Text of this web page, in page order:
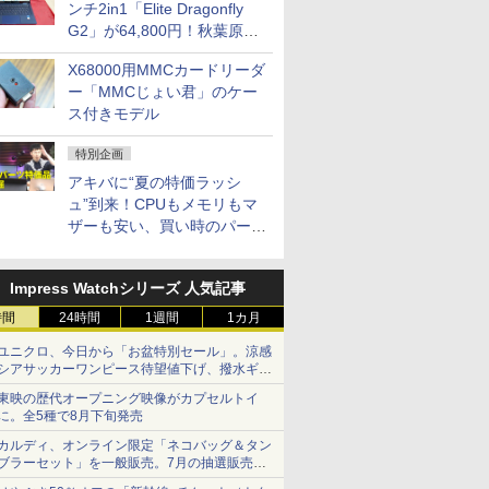
ンチ2in1「Elite Dragonfly
G2」が64,800円！秋葉原で
中古PCセール
X68000用MMCカードリーダ
ー「MMCじょい君」のケー
ス付きモデル
特別企画
アキバに“夏の特価ラッシ
ュ”到来！CPUもメモリもマ
ザーも安い、買い時のパーツ
Impress Watchシリーズ 人気記事
24時間 1週間 1カ月
ニクロ、今日から「お盆特別セール」。涼感
アサッカーワンピース待望値下げ、撥水ギア
ョーツは1990円に
映の歴代オープニング映像がカプセルトイ
。全5種で8月下旬発売
ルディ、オンライン限定「ネコバッグ＆タン
ラーセット」を一般販売。7月の抽選販売の
選無効分